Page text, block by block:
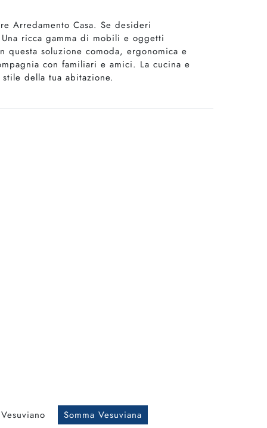
Arredamento Casa. Se desideri
ricca gamma di mobili e oggetti
soluzione comoda, ergonomica e
con familiari e amici. La cucina e
della tua abitazione.
Somma Vesuviana